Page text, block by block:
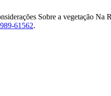
Sobre a vegetação Na
61562.